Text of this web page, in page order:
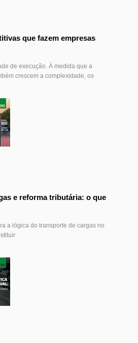
que fazem empresas
de execução. À medida que a
crescem a complexidade, os
e reforma tributária: o que
a lógica do transporte de cargas no